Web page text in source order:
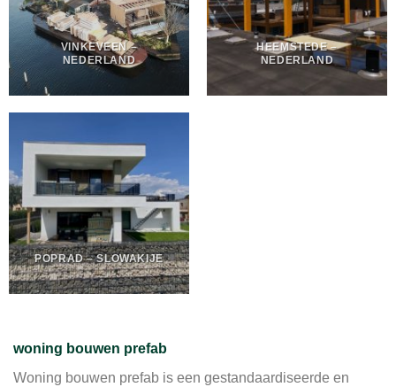
VINKEVEEN –
NEDERLAND
HEEMSTEDE –
NEDERLAND
POPRAD – SLOWAKIJE
woning bouwen prefab
Woning bouwen prefab is een gestandaardiseerde en